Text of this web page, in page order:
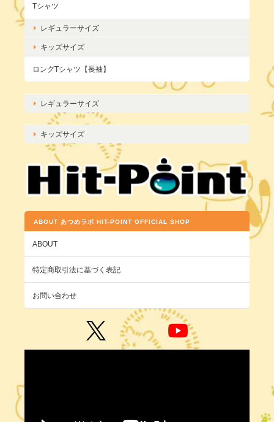
Tシャツ
レギュラーサイズ
キッズサイズ
ロングTシャツ【長袖】
レギュラーサイズ
キッズサイズ
ABOUT あつめラボ HIT-POINT OFFICIAL SHOP
ABOUT
特定商取引法に基づく表記
お問い合わせ